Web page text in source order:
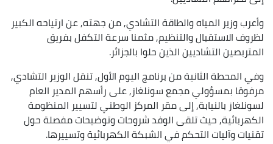
وأعرب وزير المياه والطاقة التشادي, من جهته, عن ارتياحه الكبير
لظروف الاستقبال والتنظيم, مثمنا سرعة التكفل بفريق
المتربصين التشاديين الذين حلوا بالجزائر.
وفي المحطة الثانية من برنامج اليوم الأول, تنقل الوزير التشادي,
مرفوقا بمسؤولي مجمع سونلغاز, على رأسهم المدير العام
لسونلغاز بالنيابة, إلى مقر المركز الوطني لتسيير المنظومة
الكهربائية, حيث تلقى الوفد شروحات وتوضيحات مفصلة حول
تقنيات وآليات التحكم في الشبكة الكهربائية وتسييرها.